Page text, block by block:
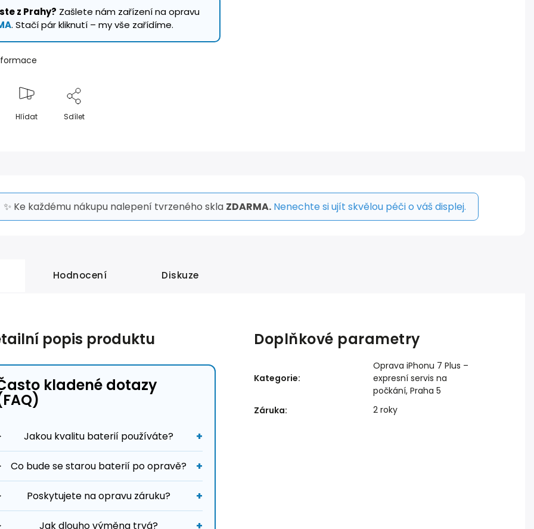
z Prahy? Zašlete nám zařízení na opravu
. Stačí pár kliknutí – my vše zařídíme.
Hlídat Sdílet
✨ Ke každému nákupu nalepení tvrzeného skla ZDARMA. Nenechte si ujít skvělou péči o váš displej.
Hodnocení Diskuze
popis produktu
kladené dotazy
Jakou kvalitu baterií používáte?
Co bude se starou baterií po opravě?
Poskytujete na opravu záruku?
Jak dlouho výměna trvá?
Doplňkové parametry
Kategorie:
Oprava iPhonu 7 Plus –
expresní servis na
počkání, Praha 5
Záruka: 2 roky